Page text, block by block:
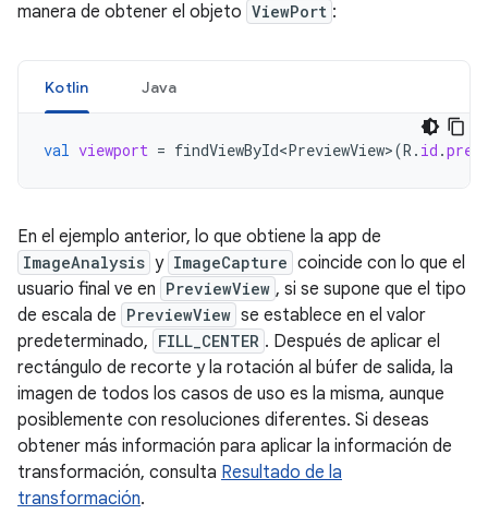
manera de obtener el objeto ViewPort :
Kotlin Java
val viewport = findViewById<PreviewView>(R . id .
En el ejemplo anterior, lo que obtiene la app de
ImageAnalysis y ImageCapture coincide con lo que el
usuario final ve en PreviewView , si se supone que el tipo
de escala de PreviewView se establece en el valor
predeterminado, FILL_CENTER . Después de aplicar el
rectángulo de recorte y la rotación al búfer de salida, la
imagen de todos los casos de uso es la misma, aunque
posiblemente con resoluciones diferentes. Si deseas
obtener más información para aplicar la información de
transformación, consulta Resultado de la
transformación.